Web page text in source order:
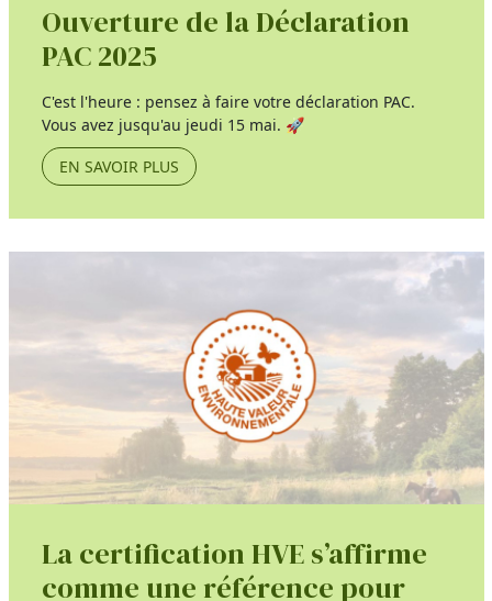
Ouverture de la Déclaration
PAC 2025
C'est l'heure : pensez à faire votre déclaration PAC.
Vous avez jusqu'au jeudi 15 mai. 🚀
EN SAVOIR PLUS
La certification HVE s’affirme
comme une référence pour